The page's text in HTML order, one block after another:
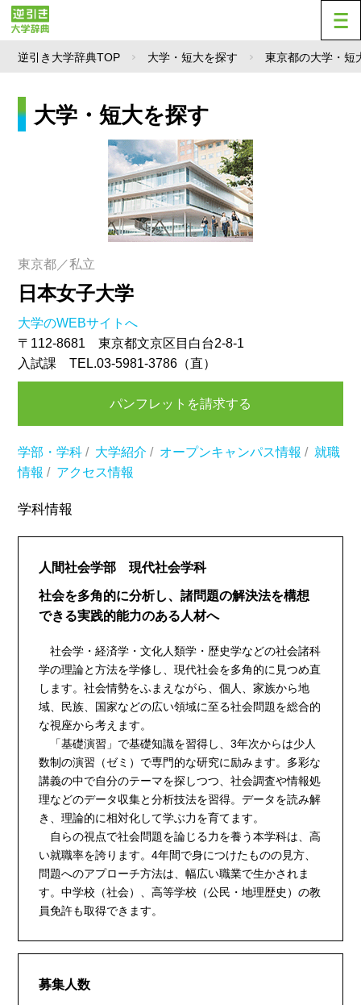
逆引き大学辞典TOP 大学・短大を探す 東京都の大学・短
大学・短大を探す
東京都／私立
日本女子大学
大学のWEBサイトへ
〒112-8681 東京都文京区目白台2-8-1
入試課 TEL.03-5981-3786（直）
パンフレットを請求する
学部・学科 / 大学紹介 / オープンキャンパス情報 / 就職
情報 / アクセス情報
学科情報
人間社会学部 現代社会学科
社会を多角的に分析し、諸問題の解決法を構想
できる実践的能力のある人材へ
社会学・経済学・文化人類学・歴史学などの社会諸科
学の理論と方法を学修し、現代社会を多角的に見つめ直
します。社会情勢をふまえながら、個人、家族から地
域、民族、国家などの広い領域に至る社会問題を総合的
な視座から考えます。
「基礎演習」で基礎知識を習得し、3年次からは少人
数制の演習（ゼミ）で専門的な研究に励みます。多彩な
講義の中で自分のテーマを探しつつ、社会調査や情報処
理などのデータ収集と分析技法を習得。データを読み解
き、理論的に相対化して学ぶ力を育てます。
自らの視点で社会問題を論じる力を養う本学科は、高
い就職率を誇ります。4年間で身につけたものの見方、
問題へのアプローチ方法は、幅広い職業で生かされま
す。中学校（社会）、高等学校（公民・地理歴史）の教
員免許も取得できます。
募集人数